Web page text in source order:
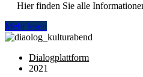
Hier finden Sie alle
Mehr lesen
Dialogplattform
2021